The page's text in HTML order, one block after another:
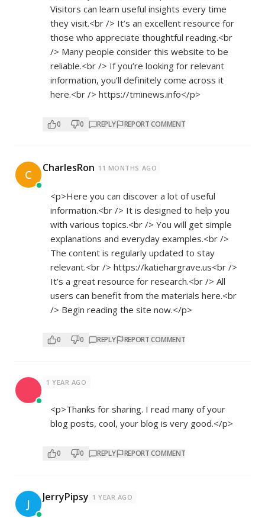
Visitors can learn useful insights every time
they visit.<br /> It’s an excellent resource for
those who appreciate thoughtful reading.<br
/> Many people consider this website to be
reliable.<br /> If you’re looking for relevant
information, you’ll definitely come across it
here.<br /> https://tminews.info</p>
0 0 REPLY REPORT COMMENT
C CharlesRon 11 MONTHS AGO
<p>Here you can discover a lot of useful
information.<br /> It is designed to help you
with various topics.<br /> You will get simple
explanations and everyday examples.<br />
The content is regularly updated to stay
relevant.<br /> https://katiehargrave.us<br />
It’s a great resource for research.<br /> All
users can benefit from the materials here.<br
/> Begin reading the site now.</p>
0 0 REPLY REPORT COMMENT
1 YEAR AGO
<p>Thanks for sharing. I read many of your
blog posts, cool, your blog is very good.</p>
0 0 REPLY REPORT COMMENT
J JerryPipsy 1 YEAR AGO